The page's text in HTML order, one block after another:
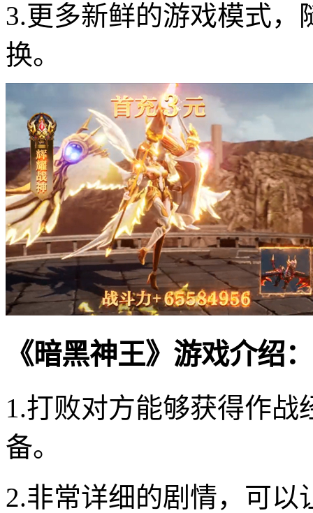
3.更多新鲜的游戏模式
换。
《暗黑神王》游戏介绍：
1.打败对方能够获得作
备。
2.非常详细的剧情，可